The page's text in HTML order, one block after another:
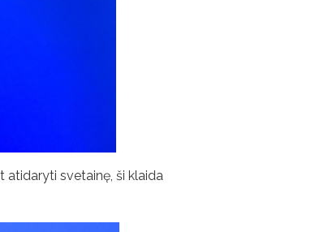
atidaryti svetainę, ši klaida